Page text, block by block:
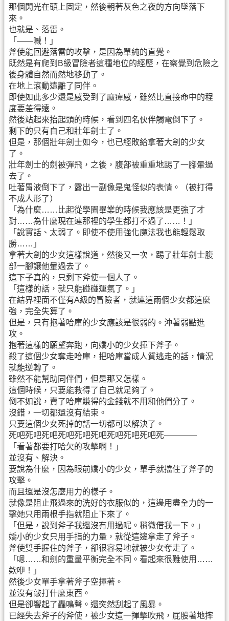
那個閃光在頭上固定，然後朝著灰色之夜的方向墜落下
來。
也就是、落雷。
「——嘁！」
斧使能回避落雷的攻擊，是因為單純的直覺。
既然是有爬到B級冒險者這種地位的經歷，在察覺到危險之
後身體自然而然地移動了。
在地上滾動遠離了同伴。
即使如此多少還是感受到了麻痺感，雖然比直接命中的程
度要差得遠。
然後站起來抬起頭的時候，看到四名伙伴觸電倒下了。
剩下的只有自己和壯年劍士了。
但是，那個壯年劍士如今，也已經敗給拿著大劍的少女
了。
壯年劍士的劍被彈飛，之後，腹部被重重地踢了一腳暈過
去了。
吐著胃液倒下了，露出一副像是鬼怪似的表情。（被打得
不成人形了）
「為什麼……比起從學園畢業的時候我應該是更強了才
對……為什麼現在連那裡的學生都打不過了……！」
「說實話、太弱了。即使不使用強化魔法我也能輕鬆取
勝……」
拿著大劍的少女這樣說道，然後又一次，踢了壯年劍士腹
部一腳讓他暈過去了。
這下子真的，只剩下斧使一個人了。
「這樣的話，就只能碰碰運氣了。」
在結界裡面不僅有A級的冒險者，就連這兩個少女都這麼
強，完全失算了。
但是，只有抱著哈庫的少女應該是很弱的。沖著弱點進
攻。
抱著這樣的願望奔跑，向嬌小的少女揮下斧子。
殺了這個少女奪走哈庫，把哈庫當成人質逃走的話，情況
就能逆轉了。
雖然不能幫助同伴們，但是那又怎樣。
這個時候，只要能救得了自己就足夠了。
倒不如說，賣了哈庫賺得的金錢就不用和他們分了。
沒錯，一切都還沒有結束。
只要這個少女死掉的話一切都可以解決了。
死吧死吧死吧死吧死吧死吧死吧死吧死吧死————
「看著都要打哈欠的攻擊啊！」
並沒有、解決。
要說為什麼，因為眼前嬌小的少女，單手就擋住了斧子的
攻擊。
而且還是沒怎麼用力的樣子。
就像是阻止飛過來的洗好的衣服似的，這邊用盡全力的一
擊她只用兩根手指就阻止下來了。
「但是，說到斧子我還沒有用過呢。稍微借我一下。」
嬌小的少女只用手指的力量，就從這邊拿走了斧子。
斧使雙手握住的斧子，卻很容易地就被少女奪走了。
「嗯……和劍的重量平衡完全不同。看起來很難使用……
欸咿！」
然後少女單手拿著斧子空揮著。
並沒有敲打什麼東西。
但是卻響起了轟鳴聲。還突然刮起了風暴。
已經失去斧子的斧使，被少女這一揮擊吹飛，屁股著地摔